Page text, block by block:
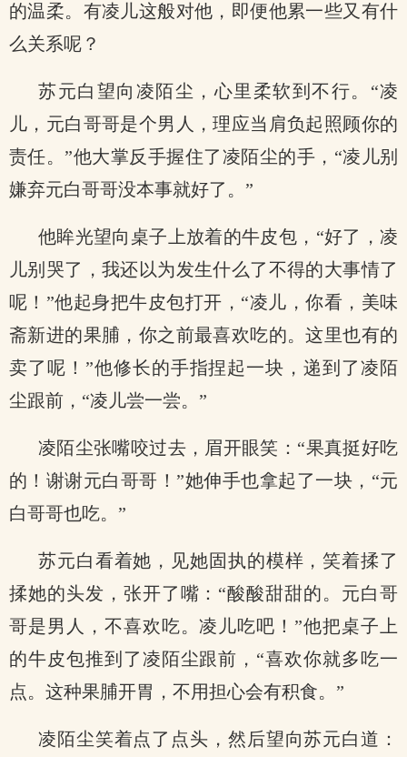
的温柔。有凌儿这般对他，即便他累一些又有什
么关系呢？
苏元白望向凌陌尘，心里柔软到不行。“凌
儿，元白哥哥是个男人，理应当肩负起照顾你的
责任。”他大掌反手握住了凌陌尘的手，“凌儿别
嫌弃元白哥哥没本事就好了。”
他眸光望向桌子上放着的牛皮包，“好了，凌
儿别哭了，我还以为发生什么了不得的大事情了
呢！”他起身把牛皮包打开，“凌儿，你看，美味
斋新进的果脯，你之前最喜欢吃的。这里也有的
卖了呢！”他修长的手指捏起一块，递到了凌陌
尘跟前，“凌儿尝一尝。”
凌陌尘张嘴咬过去，眉开眼笑：“果真挺好吃
的！谢谢元白哥哥！”她伸手也拿起了一块，“元
白哥哥也吃。”
苏元白看着她，见她固执的模样，笑着揉了
揉她的头发，张开了嘴：“酸酸甜甜的。元白哥
哥是男人，不喜欢吃。凌儿吃吧！”他把桌子上
的牛皮包推到了凌陌尘跟前，“喜欢你就多吃一
点。这种果脯开胃，不用担心会有积食。”
凌陌尘笑着点了点头，然后望向苏元白道：